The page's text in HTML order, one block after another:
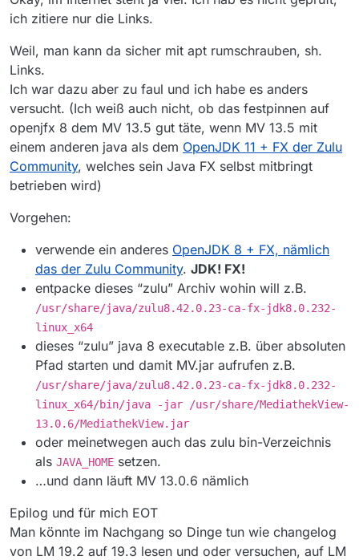
ich zitiere nur die Links.
Weil, man kann da sicher mit apt rumschrauben, sh.
Links.
Ich war dazu aber zu faul und ich habe es anders
versucht. (Ich weiß auch nicht, ob das festpinnen auf
openjfx 8 dem MV 13.5 gut täte, wenn MV 13.5 mit
einem anderen java als dem OpenJDK 11 + FX der Zulu
Community, welches sein Java FX selbst mitbringt
betrieben wird)
Vorgehen:
verwende ein anderes OpenJDK 8 + FX, nämlich
das der Zulu Community. JDK! FX!
entpacke dieses “zulu” Archiv wohin will z.B.
/usr/share/java/zulu8.42.0.23-ca-fx-jdk8.0.232-
linux_x64
dieses “zulu” java 8 executable z.B. über absoluten
Pfad starten und damit MV.jar aufrufen z.B.
/usr/share/java/zulu8.42.0.23-ca-fx-jdk8.0.232-
linux_x64/bin/java -jar /usr/share/MediathekView-
13.0.6/MediathekView.jar
oder meinetwegen auch das zulu bin-Verzeichnis
als JAVA_HOME setzen.
…und dann läuft MV 13.0.6 nämlich
Epilog und für mich EOT
Man könnte im Nachgang so Dinge tun wie changelog
von LM 19.2 auf 19.3 lesen und oder versuchen, auf LM